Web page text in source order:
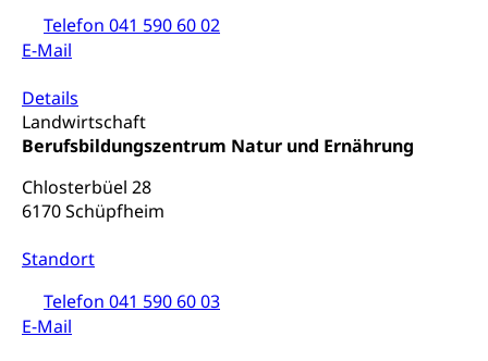
Telefon 041 590 60 02
E-Mail
Details
Landwirtschaft
Berufsbildungszentrum Natur und Ernährung
Chlosterbüel 28
6170 Schüpfheim
Standort
Telefon 041 590 60 03
E-Mail